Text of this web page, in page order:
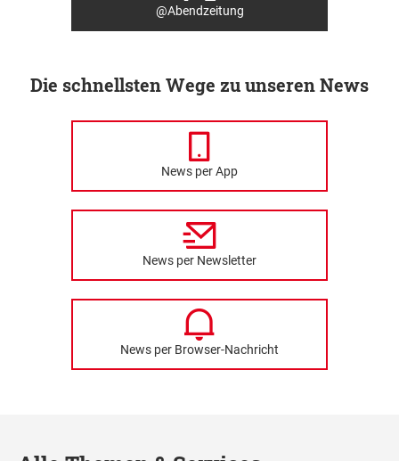
@Abendzeitung
Die schnellsten Wege zu unseren News
News per App
News per Newsletter
News per Browser-Nachricht